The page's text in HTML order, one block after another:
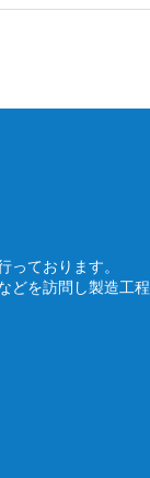
ております。
どを訪問し製造工程